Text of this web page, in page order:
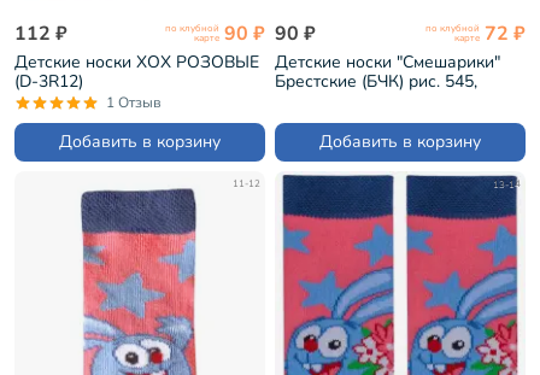
112 ₽ по клубной
карте 90 ₽
Детские носки ХОХ РОЗОВЫЕ
(D-3R12)
1 Отзыв
Добавить в корзину
90 ₽ по клубной
карте 72 ₽
Детские носки "Смешарики"
Брестские (БЧК) рис. 545,
Добавить в корзину
11-12 13-14